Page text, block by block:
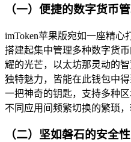
（一）便捷的数字货币
imToken苹果版宛如一座精心
搭建起集中管理多种数字货
耀的光芒，以太坊那灵动的
独特魅力，皆能在此钱包中
一把神奇的钥匙，支持多种
不同应用间频繁切换的繁琐
（二）坚如磐石的安全